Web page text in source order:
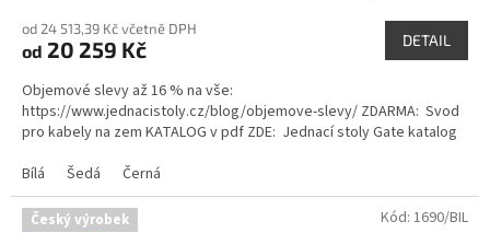
produktu
je
z
5
hvězdiček.
od 24 513,39 Kč včetně DPH
od 20 259 Kč DETAIL
Objemové slevy až 16 % na vše:
https://www.jednacistoly.cz/blog/objemove-slevy/ ZDARMA: Svod
pro kabely na zem KATALOG v pdf ZDE: Jednací stoly Gate katalog
Bílá
Šedá Černá
Český výrobek
Kód: 1690/BIL